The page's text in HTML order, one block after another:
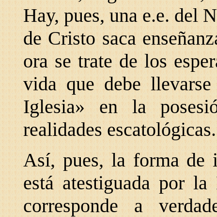
Hay, pues, una e.e. del
de Cristo saca
ora se trate de los
vida que debe
Iglesia» en la
realidades escatológicas.
Así, pues, la forma de
está atestiguada por
corresponde a